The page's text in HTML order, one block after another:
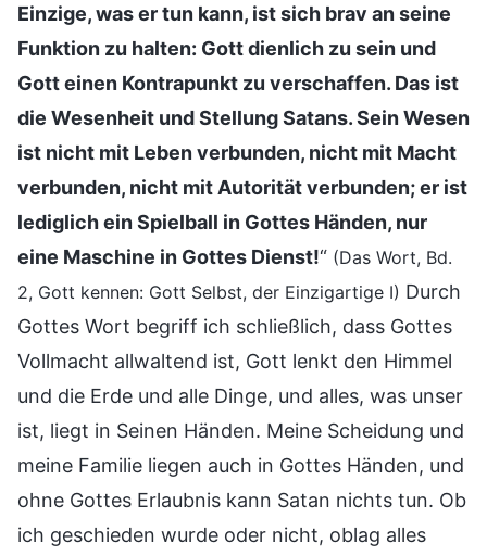
Einzige, was er tun kann, ist sich brav an seine
Funktion zu halten: Gott dienlich zu sein und
Gott einen Kontrapunkt zu verschaffen. Das ist
die Wesenheit und Stellung Satans. Sein Wesen
ist nicht mit Leben verbunden, nicht mit Macht
verbunden, nicht mit Autorität verbunden; er ist
lediglich ein Spielball in Gottes Händen, nur
eine Maschine in Gottes Dienst!“ (Das Wort, Bd.
2, Gott kennen: Gott Selbst, der Einzigartige I) Durch
Gottes Wort begriff ich schließlich, dass Gottes
Vollmacht allwaltend ist, Gott lenkt den Himmel
und die Erde und alle Dinge, und alles, was unser
ist, liegt in Seinen Händen. Meine Scheidung und
meine Familie liegen auch in Gottes Händen, und
ohne Gottes Erlaubnis kann Satan nichts tun. Ob
ich geschieden wurde oder nicht, oblag alles